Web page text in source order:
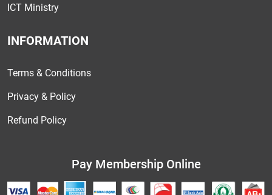
ICT Ministry
INFORMATION
Terms & Conditions
Privacy & Policy
Refund Policy
Pay Membership Online